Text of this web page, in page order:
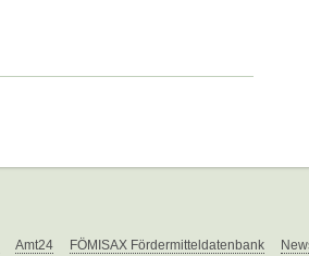
Amt24 FÖMISAX Fördermitteldatenbank